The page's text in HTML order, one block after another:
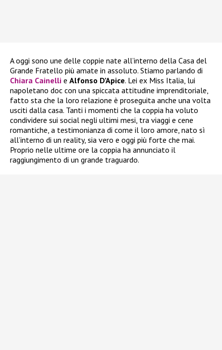
A oggi sono une delle coppie nate all’interno della Casa del
Grande Fratello più amate in assoluto. Stiamo parlando di
Chiara Cainelli e Alfonso D’Apice. Lei ex Miss Italia, lui
napoletano doc con una spiccata attitudine imprenditoriale,
fatto sta che la loro relazione è proseguita anche una volta
usciti dalla casa. Tanti i momenti che la coppia ha voluto
condividere sui social negli ultimi mesi, tra viaggi e cene
romantiche, a testimonianza di come il loro amore, nato sì
all’interno di un reality, sia vero e oggi più forte che mai.
Proprio nelle ultime ore la coppia ha annunciato il
raggiungimento di un grande traguardo.